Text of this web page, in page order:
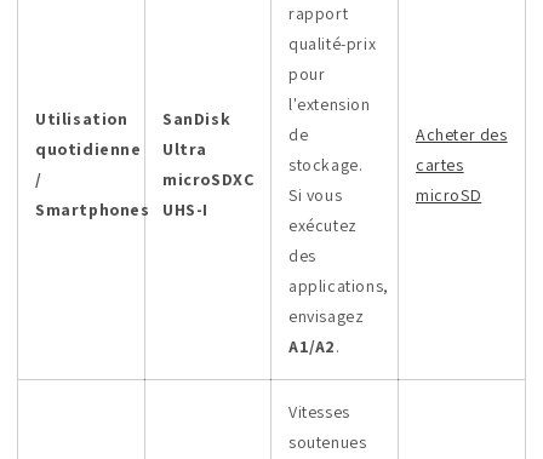
Utilisation
quotidienne
/
Smartphones
SanDisk
Ultra
microSDXC
UHS-I
rapport
qualité-prix
pour
l'extension
de
stockage.
Si vous
exécutez
des
applications,
envisagez
A1/A2.
Acheter des
cartes
microSD
Vitesses
soutenues